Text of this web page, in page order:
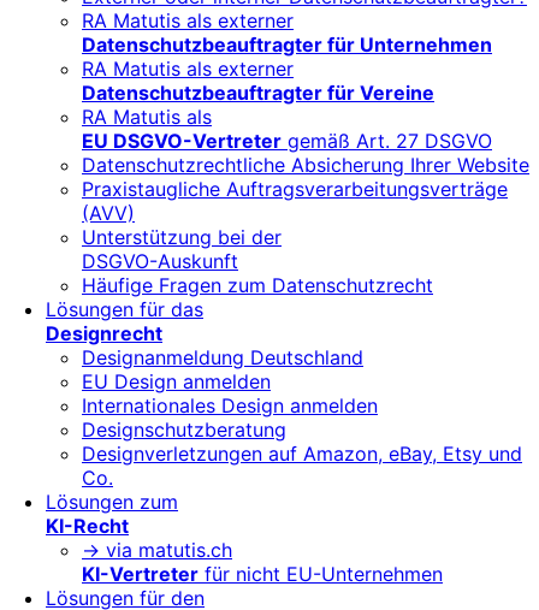
RA Matutis als externer
Datenschutzbeauftragter für Unternehmen
RA Matutis als externer
Datenschutzbeauftragter für Vereine
RA Matutis als
EU DSGVO-Vertreter gemäß Art. 27 DSGVO
Datenschutzrechtliche Absicherung Ihrer Website
Praxistaugliche Auftragsverarbeitungsverträge
(AVV)
Unterstützung bei der
DSGVO-Auskunft
Häufige Fragen zum Datenschutzrecht
Lösungen für das
Designrecht
Designanmeldung Deutschland
EU Design anmelden
Internationales Design anmelden
Designschutzberatung
Designverletzungen auf Amazon, eBay, Etsy und
Co.
Lösungen zum
KI-Recht
-> via matutis.ch
KI-Vertreter für nicht EU-Unternehmen
Lösungen für den